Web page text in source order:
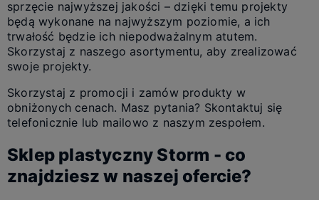
sprzęcie najwyższej jakości – dzięki temu projekty
będą wykonane na najwyższym poziomie, a ich
trwałość będzie ich niepodważalnym atutem.
Skorzystaj z naszego asortymentu, aby zrealizować
swoje projekty.
Skorzystaj z promocji i zamów produkty w
obniżonych cenach. Masz pytania? Skontaktuj się
telefonicznie lub mailowo z naszym zespołem.
Sklep plastyczny Storm - co
znajdziesz w naszej ofercie?